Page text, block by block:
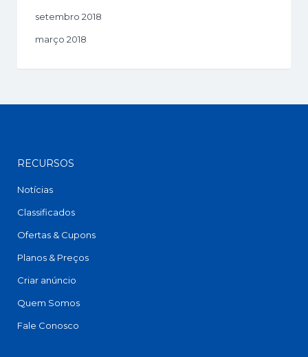
setembro 2018
março 2018
RECURSOS
Notícias
Classificados
Ofertas & Cupons
Planos & Preços
Criar anúncio
Quem Somos
Fale Conosco